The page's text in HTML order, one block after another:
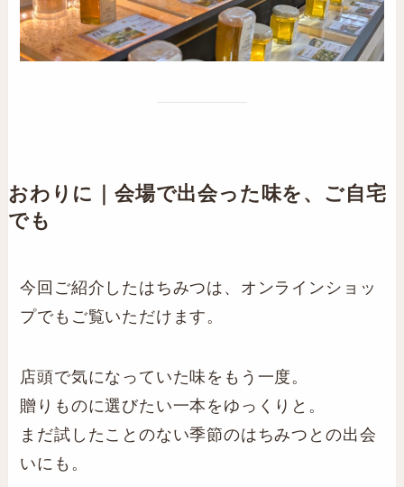
おわりに｜会場で出会った味を、ご自宅
でも
今回ご紹介したはちみつは、オンラインショッ
プでもご覧いただけます。
店頭で気になっていた味をもう一度。
贈りものに選びたい一本をゆっくりと。
まだ試したことのない季節のはちみつとの出会
いにも。